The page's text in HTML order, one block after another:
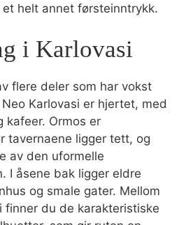
helt annet førsteinntrykk.
i Karlovasi
flere deler som har vokst
Karlovasi er hjertet, med
kafeer. Ormos er
tavernaene ligger tett, og
av den uformelle
I åsene bak ligger eldre
og smale gater. Mellom
finner du de karakteristiske